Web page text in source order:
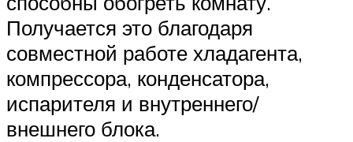
Получается это благодаря
совместной работе хладагента,
компрессора, конденсатора,
испарителя и внутреннего/
внешнего блока.